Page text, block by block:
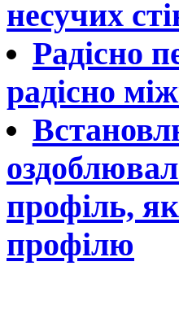
несучих
Радісно
радісно
профіль,
профілю